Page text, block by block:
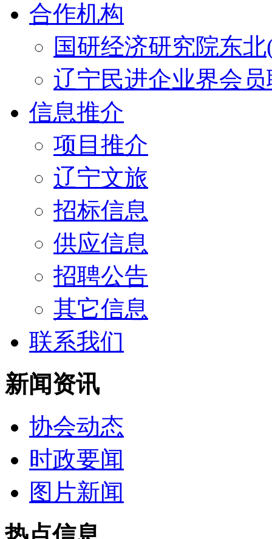
合作机构
国研经济研究院东
辽宁民进企业界会
信息推介
项目推介
辽宁文旅
招标信息
供应信息
招聘公告
其它信息
联系我们
新闻资讯
协会动态
时政要闻
图片新闻